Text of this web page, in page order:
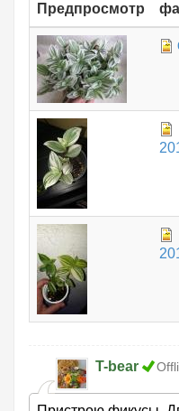
Предпросмотр
T-bear